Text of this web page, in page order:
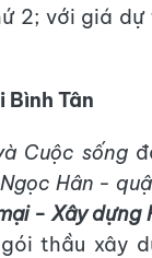
2; với giá
Tân
Cuộc sống
Hân -
- Xây dựng
thầu xây